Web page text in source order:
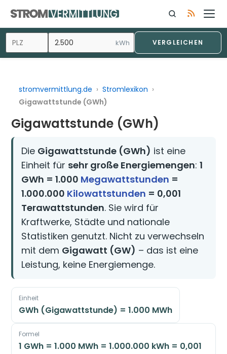
Inhalt
springen
kWh VERGLEICHEN
stromvermittlung.de › Stromlexikon ›
Gigawattstunde (GWh)
Gigawattstunde (GWh)
Die Gigawattstunde (GWh) ist eine
Einheit für sehr große Energiemengen:1
GWh = 1.000 Megawattstunden =
1.000.000 Kilowattstunden = 0,001
Terawattstunden. Sie wird für
Kraftwerke, Städte und nationale
Statistiken genutzt. Nicht zu verwechseln
mit dem Gigawatt (GW) – das ist eine
Leistung, keine Energiemenge.
Einheit
GWh (Gigawattstunde) = 1.000 MWh
Formel
1 GWh = 1.000 MWh = 1.000.000 kWh = 0,001